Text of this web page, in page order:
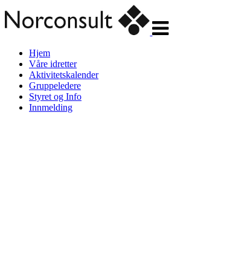
navigasjon
Hjem
Våre idretter
Aktivitetskalender
Gruppeledere
Styret og Info
Innmelding